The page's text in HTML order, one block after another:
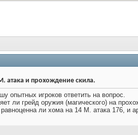
атака и прохождение скила.
опытных игроков ответить на вопрос.
ли грейд оружия (магического) на
ли хома на 14 М. атака 176, и